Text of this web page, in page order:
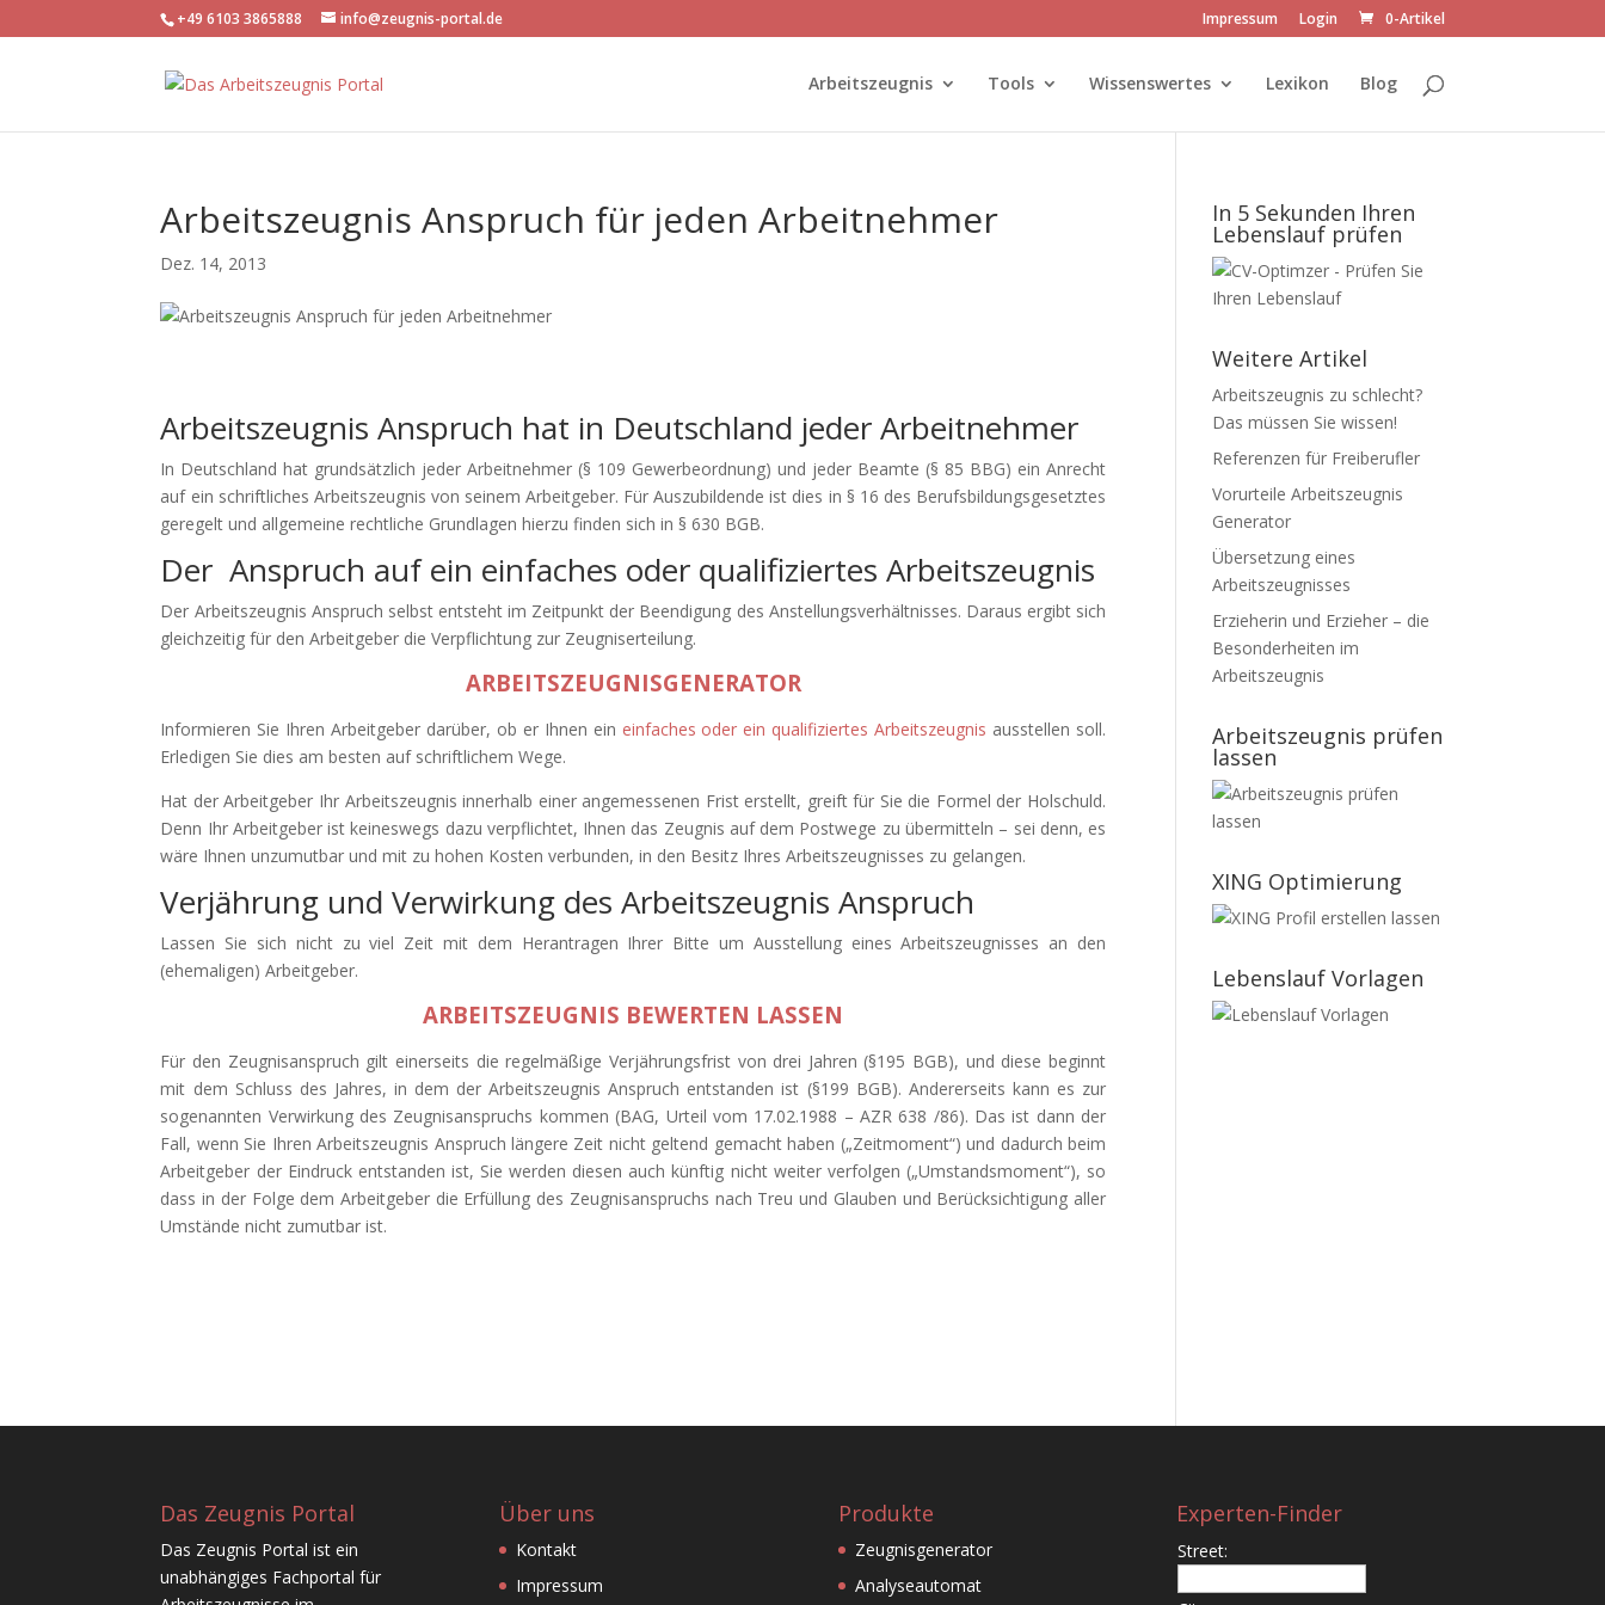
+49 6103 3865888 info@zeugnis-portal.de Impressum Login 0-Artikel
Arbeitszeugnis Tools Wissenswertes Lexikon Blog
Arbeitszeugnis Anspruch für jeden Arbeitnehmer
Dez. 14, 2013
Arbeitszeugnis Anspruch hat in Deutschland jeder Arbeitnehmer
In Deutschland hat grundsätzlich jeder Arbeitnehmer (§ 109 Gewerbeordnung) und jeder Beamte (§ 85 BBG) ein Anrecht
auf ein schriftliches Arbeitszeugnis von seinem Arbeitgeber. Für Auszubildende ist dies in § 16 des Berufsbildungsgesetztes
geregelt und allgemeine rechtliche Grundlagen hierzu finden sich in § 630 BGB.
Der Anspruch auf ein einfaches oder qualifiziertes Arbeitszeugnis
Der Arbeitszeugnis Anspruch selbst entsteht im Zeitpunkt der Beendigung des Anstellungsverhältnisses. Daraus ergibt sich
gleichzeitig für den Arbeitgeber die Verpflichtung zur Zeugniserteilung.
ARBEITSZEUGNISGENERATOR
Informieren Sie Ihren Arbeitgeber darüber, ob er Ihnen ein einfaches oder ein qualifiziertes Arbeitszeugnis ausstellen soll.
Erledigen Sie dies am besten auf schriftlichem Wege.
Hat der Arbeitgeber Ihr Arbeitszeugnis innerhalb einer angemessenen Frist erstellt, greift für Sie die Formel der Holschuld.
Denn Ihr Arbeitgeber ist keineswegs dazu verpflichtet, Ihnen das Zeugnis auf dem Postwege zu übermitteln – sei denn, es
wäre Ihnen unzumutbar und mit zu hohen Kosten verbunden, in den Besitz Ihres Arbeitszeugnisses zu gelangen.
Verjährung und Verwirkung des Arbeitszeugnis Anspruch
Lassen Sie sich nicht zu viel Zeit mit dem Herantragen Ihrer Bitte um Ausstellung eines Arbeitszeugnisses an den
(ehemaligen) Arbeitgeber.
ARBEITSZEUGNIS BEWERTEN LASSEN
Für den Zeugnisanspruch gilt einerseits die regelmäßige Verjährungsfrist von drei Jahren (§195 BGB), und diese beginnt
mit dem Schluss des Jahres, in dem der Arbeitszeugnis Anspruch entstanden ist (§199 BGB). Andererseits kann es zur
sogenannten Verwirkung des Zeugnisanspruchs kommen (BAG, Urteil vom 17.02.1988 – AZR 638 /86). Das ist dann der
Fall, wenn Sie Ihren Arbeitszeugnis Anspruch längere Zeit nicht geltend gemacht haben („Zeitmoment“) und dadurch beim
Arbeitgeber der Eindruck entstanden ist, Sie werden diesen auch künftig nicht weiter verfolgen („Umstandsmoment“), so
dass in der Folge dem Arbeitgeber die Erfüllung des Zeugnisanspruchs nach Treu und Glauben und Berücksichtigung aller
Umstände nicht zumutbar ist.
In 5 Sekunden Ihren
Lebenslauf prüfen
Weitere Artikel
Arbeitszeugnis zu schlecht?
Das müssen Sie wissen!
Referenzen für Freiberufler
Vorurteile Arbeitszeugnis
Generator
Übersetzung eines
Arbeitszeugnisses
Erzieherin und Erzieher – die
Besonderheiten im
Arbeitszeugnis
Arbeitszeugnis prüfen
lassen
XING Optimierung
Lebenslauf Vorlagen
Das Zeugnis Portal
Das Zeugnis Portal ist ein
unabhängiges Fachportal für
Über uns
Kontakt
Impressum
Produkte
Zeugnisgenerator
Analyseautomat
Experten-Finder
Street: